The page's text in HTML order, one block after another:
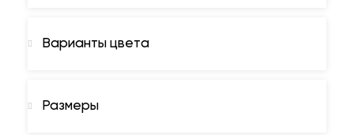
Варианты цвета
Размеры